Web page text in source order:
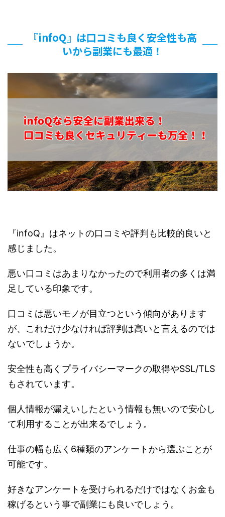
『infoQ』は口コミも良く安全性も高
いから副業にも最適！
『infoQ』はネットの口コミや評判も比較的良いと
感じました。
悪い口コミはあまりなかったので利用者の多くは満
足している印象です。
口コミは悪いモノが目立つという傾向があります
が、これだけ少なければ評判は高いと言えるのでは
ないでしょうか。
安全性も高くプライバシーマークの取得やSSL/TLS
もされています。
個人情報が漏えいしたという情報も無いので安心し
て利用することが出来るでしょう。
仕事の幅も広く6種類のアンケートから選ぶことが
可能です。
好きなアンケートを受けられるだけではなくお金も
稼げるという事で副業にも良いでしょう。